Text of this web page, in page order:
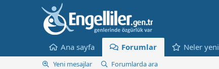
Ana sayfa Forumlar Neler yeni
Yeni mesajlar Forumlarda ara